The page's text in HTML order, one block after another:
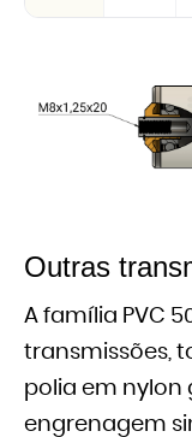
Outras
A família PVC
transmissões,
polia em nylon
engrenagem